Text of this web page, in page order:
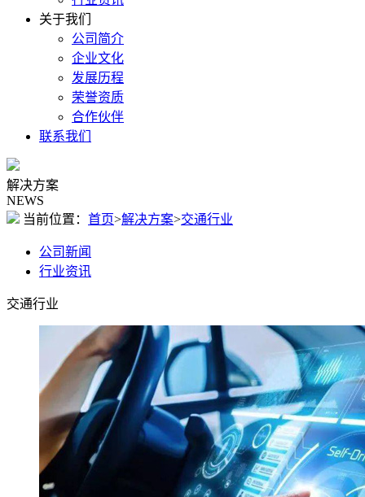
关于我们
公司简介
企业文化
发展历程
荣誉资质
合作伙伴
联系我们
解决方案
NEWS
当前位置： 首页>解决方案>交通行业
公司新闻
行业资讯
交通行业